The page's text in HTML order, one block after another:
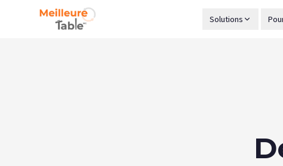
Solutions